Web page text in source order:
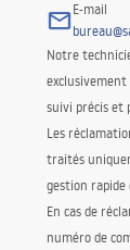
E-mail
Notre
suivi précis et
Les
traités
gestion rapide
En cas de
numéro de